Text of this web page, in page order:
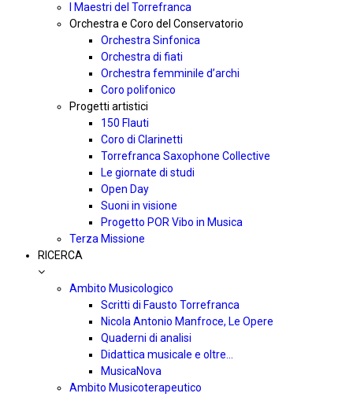
I Maestri del Torrefranca
Orchestra e Coro del Conservatorio
Orchestra Sinfonica
Orchestra di fiati
Orchestra femminile d’archi
Coro polifonico
Progetti artistici
150 Flauti
Coro di Clarinetti
Torrefranca Saxophone Collective
Le giornate di studi
Open Day
Suoni in visione
Progetto POR Vibo in Musica
Terza Missione
RICERCA
Ambito Musicologico
Scritti di Fausto Torrefranca
Nicola Antonio Manfroce, Le Opere
Quaderni di analisi
Didattica musicale e oltre…
MusicaNova
Ambito Musicoterapeutico